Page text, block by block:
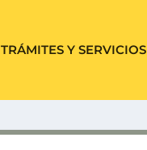
TRÁMITES Y SERVICIOS